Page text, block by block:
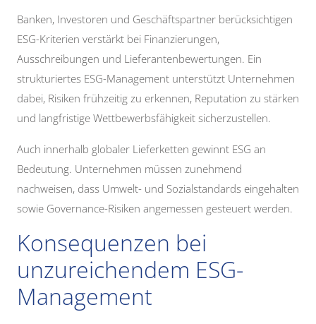
Banken, Investoren und Geschäftspartner berücksichtigen
ESG-Kriterien verstärkt bei Finanzierungen,
Ausschreibungen und Lieferantenbewertungen. Ein
strukturiertes ESG-Management unterstützt Unternehmen
dabei, Risiken frühzeitig zu erkennen, Reputation zu stärken
und langfristige Wettbewerbsfähigkeit sicherzustellen.
Auch innerhalb globaler Lieferketten gewinnt ESG an
Bedeutung. Unternehmen müssen zunehmend
nachweisen, dass Umwelt- und Sozialstandards eingehalten
sowie Governance-Risiken angemessen gesteuert werden.
Konsequenzen bei
unzureichendem ESG-
Management